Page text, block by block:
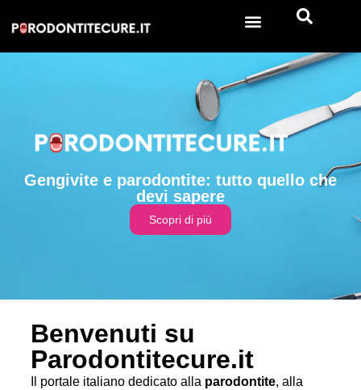
Gengivite e parodontite: tutto quello che
devi sapere
Scopri di più
Benvenuti su
Parodontitecure.it
Il portale italiano dedicato alla parodontite, alla